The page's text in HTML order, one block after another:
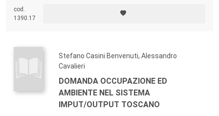
cod.
1390.17
Stefano Casini Benvenuti, Alessandro
Cavalieri
DOMANDA OCCUPAZIONE ED
AMBIENTE NEL SISTEMA
IMPUT/OUTPUT TOSCANO